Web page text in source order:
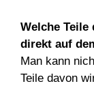
Welche Teile
direkt auf
Man kann
Teile davon